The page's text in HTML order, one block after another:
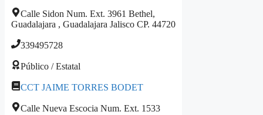
Calle Sidon Num. Ext. 3961 Bethel,
Guadalajara , Guadalajara Jalisco CP. 44720
339495728
Público / Estatal
CCT JAIME TORRES BODET
Calle Nueva Escocia Num. Ext. 1533